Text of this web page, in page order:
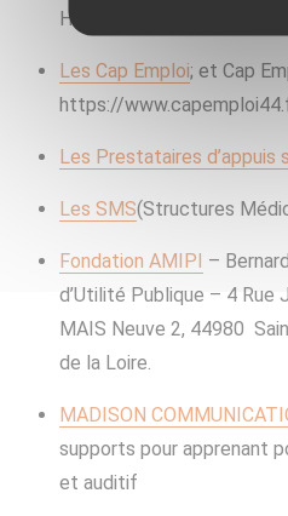
Handicapées dans la
Les Cap Emploi; et Cap
https://
Les Prestataires d’appuis
Les SMS(Structures
Fondation AMIPI –
d’Utilité Publique – 4 Rue
MAIS Neuve 2, 44980
de la Loire.
MADISON
supports pour apprenant
et auditif